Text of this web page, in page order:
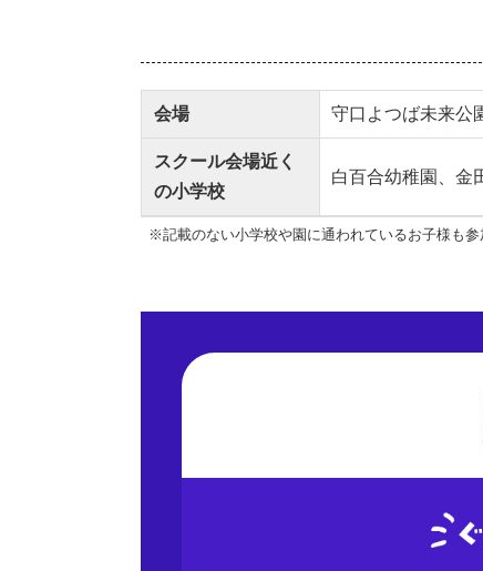
会場 守口よつば未来公
スクール会場近く
の小学校
白百合幼稚園、金
※記載のない小学校や園に通われているお子様も